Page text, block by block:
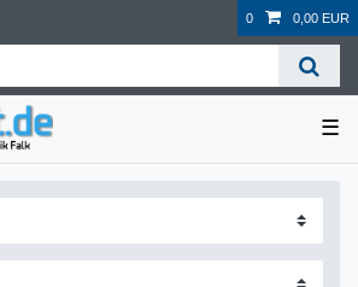
0 0,00 EUR
☰